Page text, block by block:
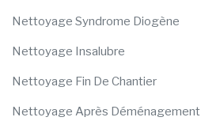
Nettoyage Syndrome Diogène
Nettoyage Insalubre
Nettoyage Fin De Chantier
Nettoyage Après Déménagement